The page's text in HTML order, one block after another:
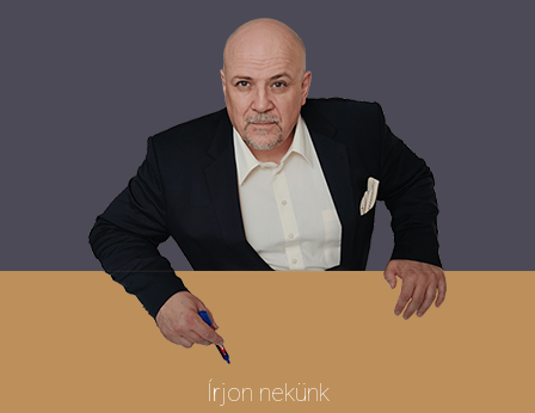
Írjon nekünk